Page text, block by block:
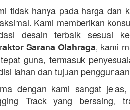
tidak hanya pada harga dan
Kami memberikan
desain terbaik sesuai
Sarana Olahraga, kami
guna, termasuk
lahan dan tujuan
dengan kami sangat
Track yang bersaing,